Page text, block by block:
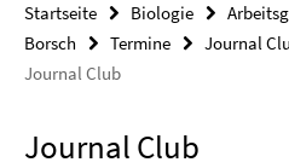
Startseite Biologie
Borsch
Termine Journal
Journal Club
Journal Club